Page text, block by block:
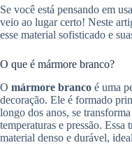
Se você está pensando em
veio ao lugar certo! Neste
esse material sofisticado e
O que é mármore branco?
O mármore branco é uma
decoração. Ele é formado
longo dos anos, se
temperaturas e pressão.
material denso e durável,